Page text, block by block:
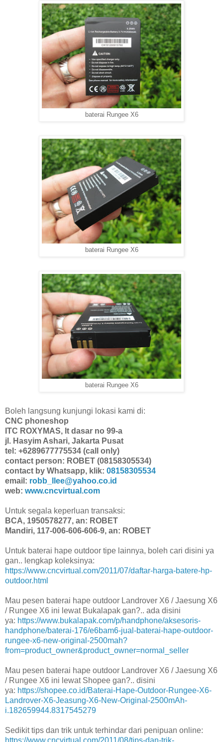
baterai Rungee X6
baterai Rungee X6
baterai Rungee X6
Boleh langsung kunjungi lokasi kami di:
CNC phoneshop
ITC ROXYMAS, lt dasar no 99-a
jl. Hasyim Ashari, Jakarta Pusat
tel: +6289677775534 (call only)
contact person: ROBET (08158305534)
contact by Whatsapp, klik: 08158305534
email: robb_llee@yahoo.co.id
web: www.cncvirtual.com
Untuk segala keperluan transaksi:
BCA, 1950578277, an: ROBET
Mandiri, 117-006-606-606-9, an: ROBET
Untuk baterai hape outdoor tipe lainnya, boleh cari disini ya
gan.. lengkap koleksinya:
https://www.cncvirtual.com/2011/07/daftar-harga-batere-hp-
outdoor.html
Mau pesen baterai hape outdoor Landrover X6 / Jaesung X6
/ Rungee X6 ini lewat Bukalapak gan?.. ada disini
ya: https://www.bukalapak.com/p/handphone/aksesoris-
handphone/baterai-176/e6bam6-jual-baterai-hape-outdoor-
rungee-x6-new-original-2500mah?
from=product_owner&product_owner=normal_seller
Mau pesen baterai hape outdoor Landrover X6 / Jaesung X6
/ Rungee X6 ini lewat Shopee gan?.. disini
ya: https://shopee.co.id/Baterai-Hape-Outdoor-Rungee-X6-
Landrover-X6-Jeasung-X6-New-Original-2500mAh-
i.182659944.8317545279
Sedikit tips dan trik untuk terhindar dari penipuan online:
https://www.cncvirtual.com/2011/08/tips-dan-trik-